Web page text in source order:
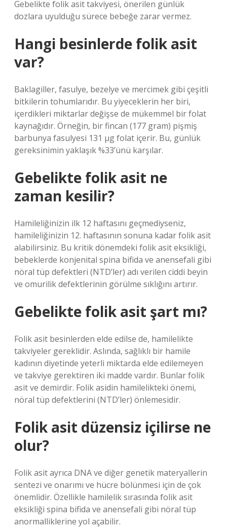
Gebelikte folik asit takviyesi, önerilen günlük
dozlara uyulduğu sürece bebeğe zarar vermez.
Hangi besinlerde folik asit
var?
Baklagiller, fasulye, bezelye ve mercimek gibi çeşitli
bitkilerin tohumlarıdır. Bu yiyeceklerin her biri,
içerdikleri miktarlar değişse de mükemmel bir folat
kaynağıdır. Örneğin, bir fincan (177 gram) pişmiş
barbunya fasulyesi 131 µg folat içerir. Bu, günlük
gereksinimin yaklaşık %33’ünü karşılar.
Gebelikte folik asit ne
zaman kesilir?
Hamileliğinizin ilk 12 haftasını geçmediyseniz,
hamileliğinizin 12. haftasının sonuna kadar folik asit
alabilirsiniz. Bu kritik dönemdeki folik asit eksikliği,
bebeklerde konjenital spina bifida ve anensefali gibi
nöral tüp defektleri (NTD’ler) adı verilen ciddi beyin
ve omurilik defektlerinin görülme sıklığını artırır.
Gebelikte folik asit şart mı?
Folik asit besinlerden elde edilse de, hamilelikte
takviyeler gereklidir. Aslında, sağlıklı bir hamile
kadının diyetinde yeterli miktarda elde edilemeyen
ve takviye gerektiren iki madde vardır. Bunlar folik
asit ve demirdir. Folik asidin hamilelikteki önemi,
nöral tüp defektlerini (NTD’ler) önlemesidir.
Folik asit düzensiz içilirse ne
olur?
Folik asit ayrıca DNA ve diğer genetik materyallerin
sentezi ve onarımı ve hücre bölünmesi için de çok
önemlidir. Özellikle hamilelik sırasında folik asit
eksikliği spina bifida ve anensefali gibi nöral tüp
anormalliklerine yol açabilir.